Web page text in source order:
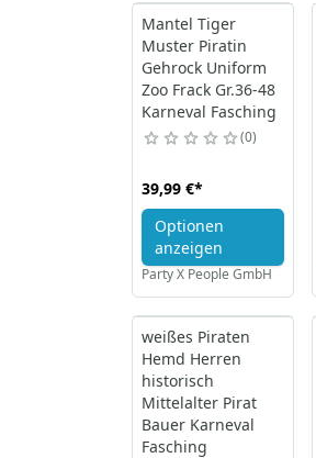
Mantel Tiger
Muster Piratin
Gehrock Uniform
Zoo Frack Gr.36-48
Karneval Fasching
0
39,99 €*
Optionen
anzeigen
Party X People GmbH
weißes Piraten
Hemd Herren
historisch
Mittelalter Pirat
Bauer Karneval
Fasching